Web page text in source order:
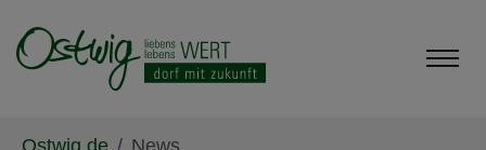
Ostwig.de News